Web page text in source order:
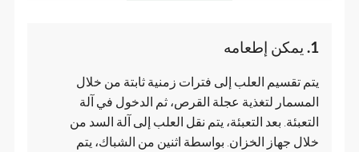
1. يمكن إطعامه
يتم تقسيم العلب إلى فترات زمنية ثابتة من خلال
المسمار لتغذية عجلة القرص، ثم الدخول في آلة
التعبئة. بعد التعبئة، يتم نقل العلب إلى آلة السد من
خلال جهاز الخزان. بواسطة اثنين من الشباك، يتم